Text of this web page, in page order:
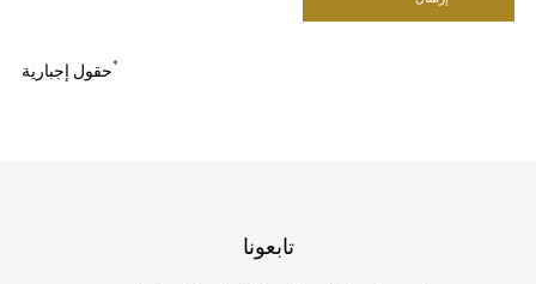
*حقول إجبارية
تابعونا